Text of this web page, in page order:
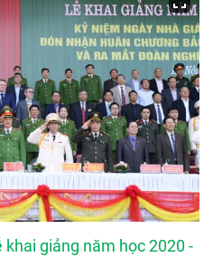
giảng năm học 2020 -